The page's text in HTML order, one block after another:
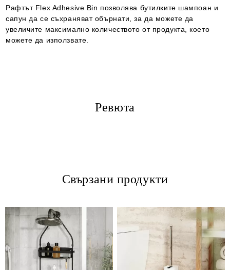
Рафтът Flex Adhesive Bin позволява бутилките шампоан и
сапун да се съхраняват обърнати, за да можете да
увеличите максимално количеството от продукта, което
можете да използвате.
Ревюта
Свързани продукти